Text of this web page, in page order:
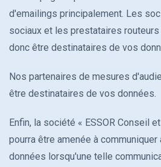
d'emailings principalement. Les
sociaux et les prestataires
donc être destinataires de vos
Nos partenaires de mesures
être destinataires de vos données.
Enfin, la société « ESSOR Conseil
pourra être amenée à
données lorsqu'une telle